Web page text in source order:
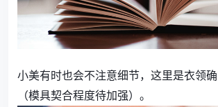
小美有时也会不注意细节，这里是衣领
（模具契合程度待加强）。